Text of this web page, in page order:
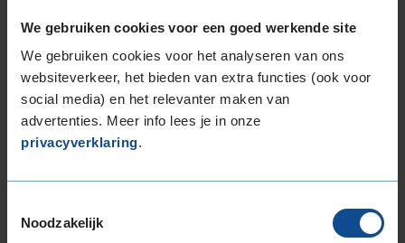
We gebruiken cookies voor een goed werkende site
We gebruiken cookies voor het analyseren van ons
websiteverkeer, het bieden van extra functies (ook voor
social media) en het relevanter maken van
advertenties. Meer info lees je in onze
privacyverklaring.
Noodzakelijk
D D
72
Deze band is beoordeeld met het EU